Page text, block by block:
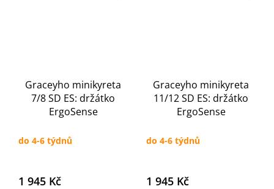
Graceyho minikyreta
7/8 SD ES: držátko
ErgoSense
do 4-6 týdnů
1 945 Kč
Graceyho minikyreta
11/12 SD ES: držátko
ErgoSense
do 4-6 týdnů
1 945 Kč